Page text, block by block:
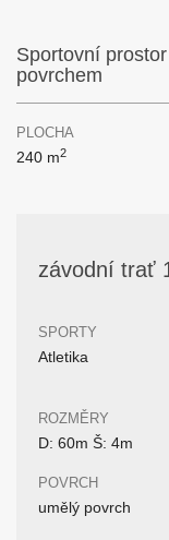
Sportovní
povrchem
PLOCHA
240 m2
závodní trať
SPORTY
Atletika
ROZMĚRY
D: 60m Š: 4m
POVRCH
umělý povrch